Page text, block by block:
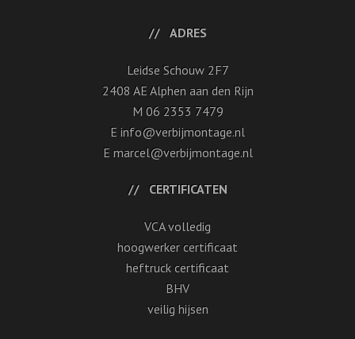
ADRES
Leidse Schouw 2F7
2408 AE Alphen aan den Rijn
M 06 2353 7479
E info@verbijmontage.nl
E marcel@verbijmontage.nl
CERTIFICATEN
VCA volledig
hoogwerker certificaat
heftruck certificaat
BHV
veilig hijsen